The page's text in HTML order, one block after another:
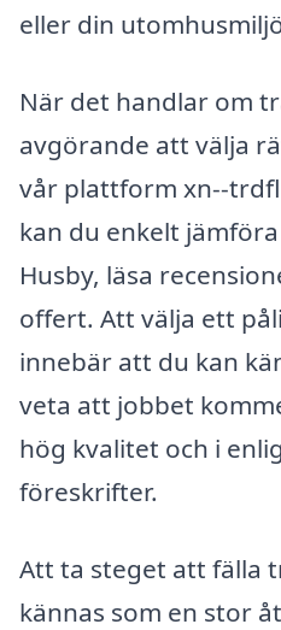
eller din
När det handlar om
avgörande att välja
vår plattform xn--
kan du enkelt
Husby, läsa
offert. Att välja ett
innebär att du kan
veta att jobbet
hög kvalitet och i
föreskrifter.
Att ta steget att fälla
kännas som en stor